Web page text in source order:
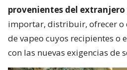
provenientes del extranjero
importar, distribuir, ofrecer
de vapeo cuyos recipientes o
con las nuevas exigencias de